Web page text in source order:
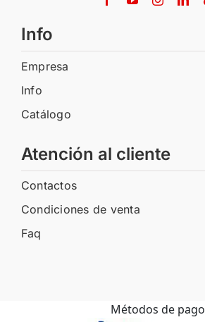
Info
Empresa
Info
Catálogo
Atención al cliente
Contactos
Condiciones de venta
Faq
Métodos de pago